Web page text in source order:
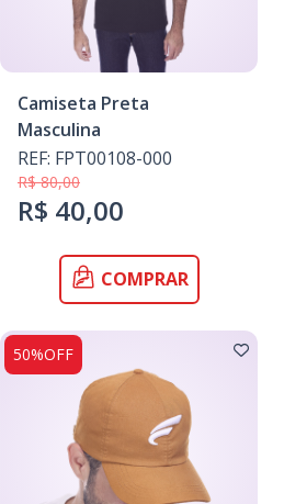
Camiseta Preta
Masculina
REF: FPT00108-000
R$ 80,00
R$ 40,00
COMPRAR
50%OFF